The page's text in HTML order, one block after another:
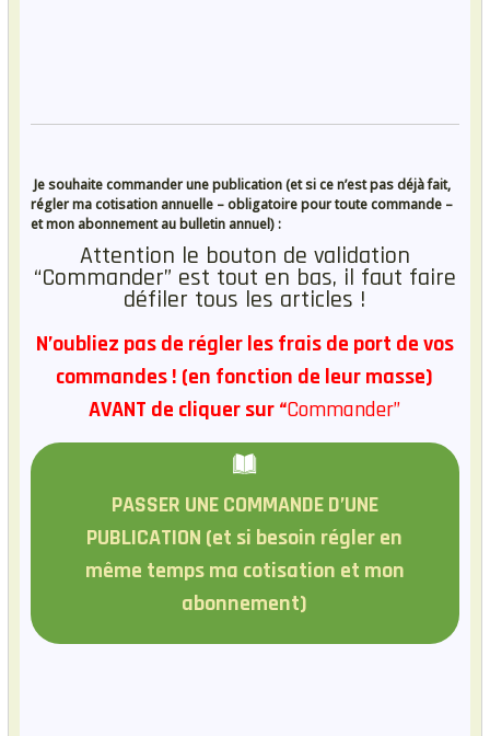
Je souhaite commander une publication (et si ce n’est pas déjà fait,
régler ma cotisation annuelle – obligatoire pour toute commande –
et mon abonnement au bulletin annuel) :
Attention le bouton de validation
“Commander” est tout en bas, il faut faire
défiler tous les articles !
N’oubliez pas de régler les frais de port de vos
commandes ! (en fonction de leur masse)
AVANT de cliquer sur “Commander”
PASSER UNE COMMANDE D’UNE
PUBLICATION (et si besoin régler en
même temps ma cotisation et mon
abonnement)